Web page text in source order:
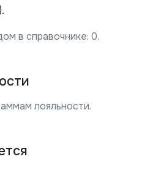
в справочнике: 0.
лояльности.